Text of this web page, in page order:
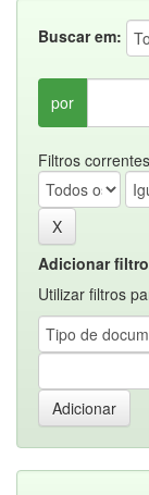
Buscar em:
por
Filtros
Adicionar
Utilizar filtros